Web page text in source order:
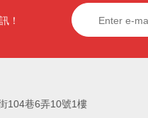
！
104巷6弄10號1樓